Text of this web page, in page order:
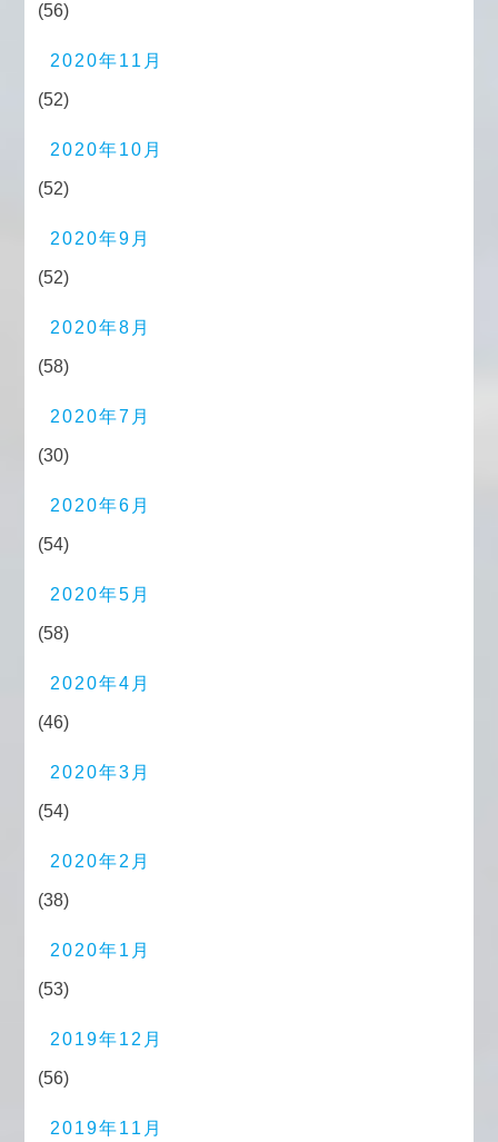
(56)
2020年11月
(52)
2020年10月
(52)
2020年9月
(52)
2020年8月
(58)
2020年7月
(30)
2020年6月
(54)
2020年5月
(58)
2020年4月
(46)
2020年3月
(54)
2020年2月
(38)
2020年1月
(53)
2019年12月
(56)
2019年11月